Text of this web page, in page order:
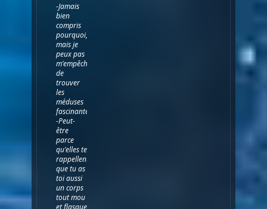
-Jamais
bien
compris
pourquoi,
mais je
peux pas
m'empêcher
de
trouver
les
méduses
fascinantes...
-Peut-
être
parce
qu'elles te
rappellent
que tu as
toi aussi
un corps
tout mou
et flasque